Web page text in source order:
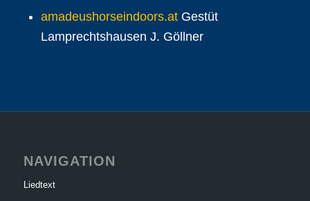
amadeushorseindoors.atGestüt
Lamprechtshausen J. Göllner
NAVIGATION
Liedtext